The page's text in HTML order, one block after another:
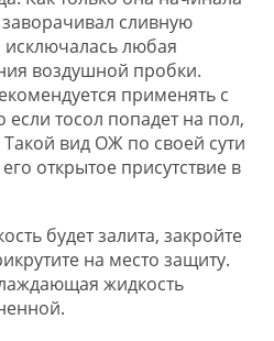
сливную
любая
воздушной пробки.
применять с
тосол попадет на пол,
вид ОЖ по своей сути
открытое присутствие в
будет залита, закройте
на место защиту.
жидкость